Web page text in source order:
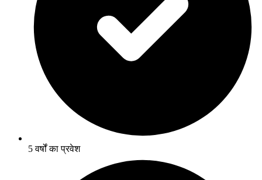
5 वर्षों का प्रवेश